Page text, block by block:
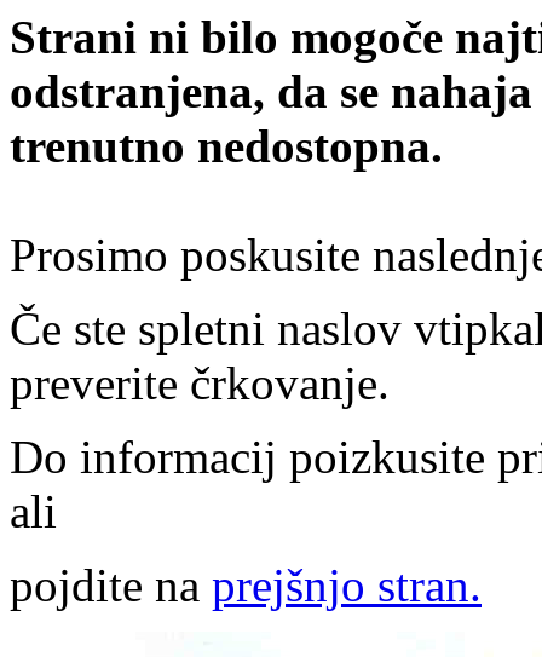
Strani ni bilo mogoče
odstranjena, da se
trenutno nedostopna.
Prosimo poskusite
Če ste spletni naslov
preverite črkovanje.
Do informacij poizkusite
ali
pojdite na prejšnjo stran.